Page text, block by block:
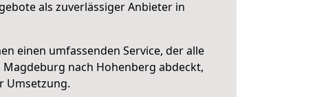
als zuverlässiger Anbieter in
einen umfassenden Service, der alle
nach Hohenberg abdeckt,
Umsetzung.